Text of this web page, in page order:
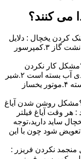
می کنند؟
کردن یخچال : دلایل
متفاوتی میتواند باشد ۱.ترموستات ۲.نشت گاز ۳.کمپرسور
کار نکردن
یخساز یخچال ساید بای ساید : ۱.ورودی آب بسته است ۲.شیر
برقی آب سوخته ۳.قالب یخساز شکسته ۴.موتور یخساز
روشن شدن آیاغ
هر وقت آیاغ فیلتر
ساید دارید،توجه
شود چون با این
منجمد نکردن فریزر :